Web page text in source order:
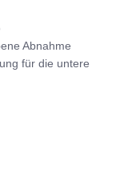
Abnahme
für die untere